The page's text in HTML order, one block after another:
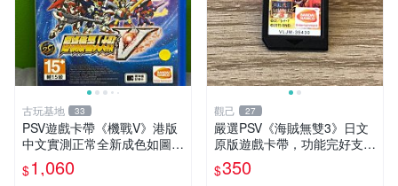
古玩基地 33
PSV遊戲卡帶《機戰V》港版
中文實測正常全新成色如圖拍
前確認 psv 港版 中文版
$1,060
觀己 27
嚴選PSV《海賊無雙3》日文
原版遊戲卡帶，功能完好支持
主機 海賊無雙3 卡帶 PSV 主
機 遊戲卡帶
$350